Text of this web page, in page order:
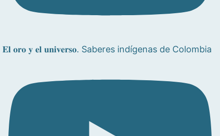
𝐄𝐥 𝐨𝐫𝐨 𝐲 𝐞𝐥 𝐮𝐧𝐢𝐯𝐞𝐫𝐬𝐨. Saberes indígenas de Colombia